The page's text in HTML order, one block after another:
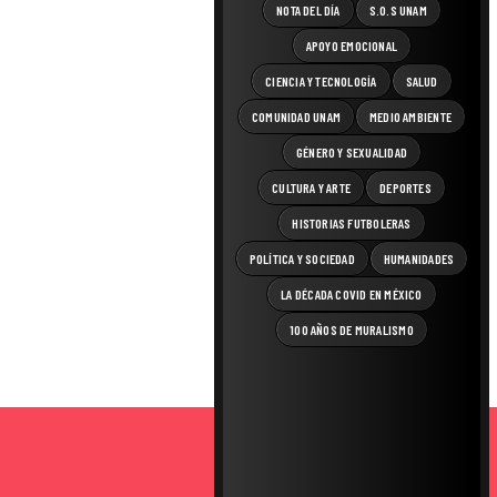
NOTA DEL DÍA S.O.S UNAM
APOYO EMOCIONAL
CIENCIA Y TECNOLOGÍA SALUD
COMUNIDAD UNAM MEDIO AMBIENTE
GÉNERO Y SEXUALIDAD
CULTURA Y ARTE DEPORTES
HISTORIAS FUTBOLERAS
POLÍTICA Y SOCIEDAD HUMANIDADES
LA DÉCADA COVID EN MÉXICO
100 AÑOS DE MURALISMO